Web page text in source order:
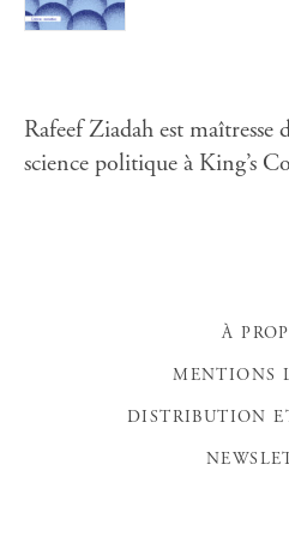
Rafeef Ziadah est maîtresse
science politique à King’s
À
MENTIONS
DISTRIBUTION